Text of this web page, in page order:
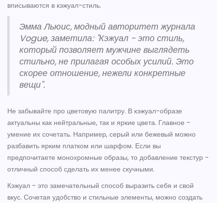
вписываются в кэжуал-стиль.
Эмма Льюис, модный авторитет журнала
Vogue, заметила: "Кэжуал - это стиль,
который позволяет мужчине выглядеть
стильно, не прилагая особых усилий. Это
скорее отношение, нежели конкретные
вещи".
Не забывайте про цветовую палитру. В кэжуал-образе
актуальны как нейтральные, так и яркие цвета. Главное -
умение их сочетать. Например, серый или бежевый можно
разбавить ярким платком или шарфом. Если вы
предпочитаете монохромные образы, то добавление текстур -
отличный способ сделать их менее скучными.
Кэжуал - это замечательный способ выразить себя и свой
вкус. Сочетая удобство и стильные элементы, можно создать